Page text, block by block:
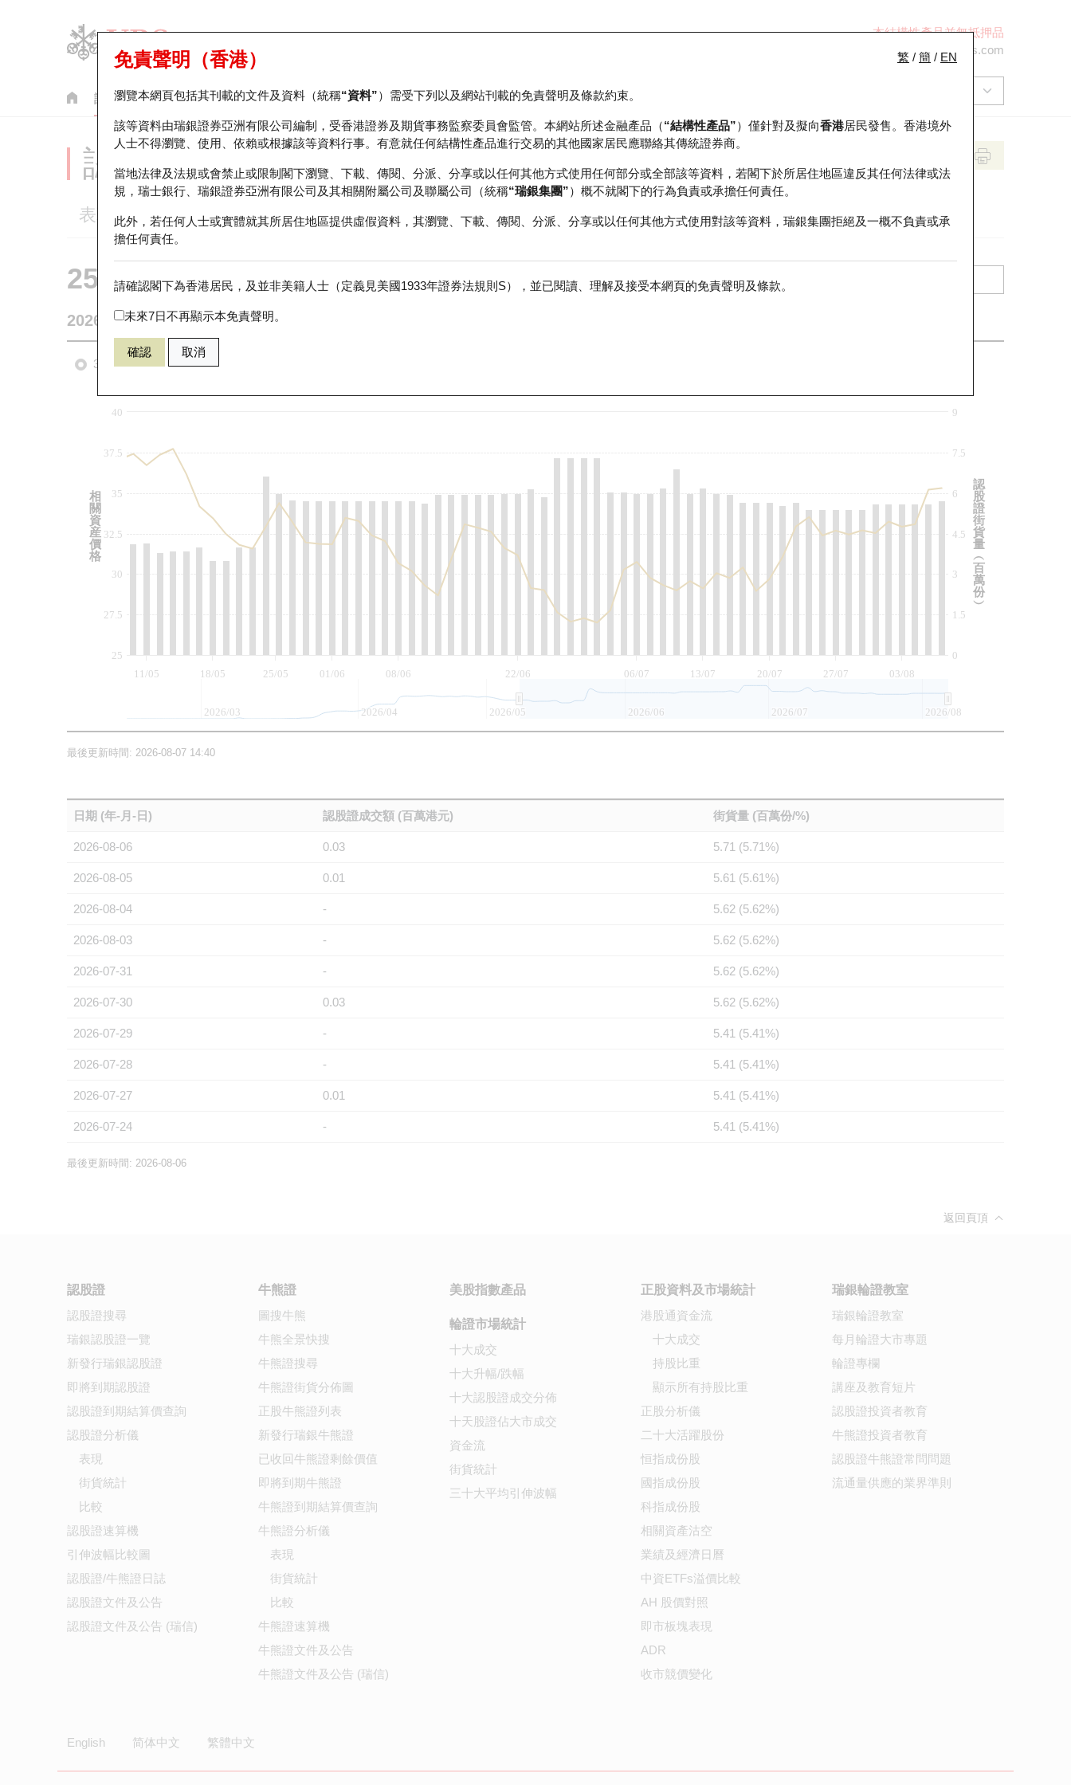
本結構性產品並無抵押品
ol-hkwarrants@ubs.com
認股證 牛熊證 美股指數產品 輪證市場統計 正股資料及市場統計 瑞銀輪證教室
繁 / 簡 / EN
免責聲明（香港）
瀏覽本網頁包括其刊載的文件及資料（統稱“資料”）需受下列以及網站刊載的免責聲明及條款約束。
該等資料由瑞銀證券亞洲有限公司編制，受香港證券及期貨事務監察委員會監管。本網站所述金融產品（“結構性產品”）僅針對及擬向香港居民發售。香港境外
人士不得瀏覽、使用、依賴或根據該等資料行事。有意就任何結構性產品進行交易的其他國家居民應聯絡其傳統證券商。
當地法律及法規或會禁止或限制閣下瀏覽、下載、傳閱、分派、分享或以任何其他方式使用任何部分或全部該等資料，若閣下於所居住地區違反其任何法律或法
規，瑞士銀行、瑞銀證券亞洲有限公司及其相關附屬公司及聯屬公司（統稱“瑞銀集團”）概不就閣下的行為負責或承擔任何責任。
此外，若任何人士或實體就其所居住地區提供虛假資料，其瀏覽、下載、傳閱、分派、分享或以任何其他方式使用對該等資料，瑞銀集團拒絕及一概不負責或承
擔任何責任。
請確認閣下為香港居民，及並非美籍人士（定義見美國1933年證券法規則S），並已閱讀、理解及接受本網頁的免責聲明及條款。
未來7日不再顯示本免責聲明。
確認 取消
認股證分析儀
表現 街貨統計 比較
25834 瑞銀認購 2899 紫金礦業
2026-08-06 相關資產價格 35.3
3個月 6個月
18/05 01/06 13/07 27/07
11/05 25/05 08/06 22/06 06/07 20/07 03/08
0
1.5
3
4.5
6
7.5
9
40
25
27.5
30
32.5
35
37.5
2026/03 2026/04 2026/05 2026/06 2026/07 2026/08
認
股
證
街
貨
量
︵
百
萬
份
︶
相
關
資
産
價
格
最後更新時間: 2026-08-07 14:40
日期 (年-月-日) 認股證成交額 (百萬港元) 街貨量 (百萬份/%)
2026-08-06 0.03 5.71 (5.71%)
2026-08-05 0.01 5.61 (5.61%)
2026-08-04 - 5.62 (5.62%)
2026-08-03 - 5.62 (5.62%)
2026-07-31 - 5.62 (5.62%)
2026-07-30 0.03 5.62 (5.62%)
2026-07-29 - 5.41 (5.41%)
2026-07-28 - 5.41 (5.41%)
2026-07-27 0.01 5.41 (5.41%)
2026-07-24 - 5.41 (5.41%)
最後更新時間: 2026-08-06
返回頁頂
認股證
認股證搜尋
瑞銀認股證一覽
新發行瑞銀認股證
即將到期認股證
認股證到期結算價查詢
認股證分析儀
表現
街貨統計
比較
認股證速算機
引伸波幅比較圖
認股證/牛熊證日誌
認股證文件及公告
認股證文件及公告 (瑞信)
牛熊證
圖搜牛熊
牛熊全景快搜
牛熊證搜尋
牛熊證街貨分佈圖
正股牛熊證列表
新發行瑞銀牛熊證
已收回牛熊證剩餘價值
即將到期牛熊證
牛熊證到期結算價查詢
牛熊證分析儀
表現
街貨統計
比較
牛熊證速算機
牛熊證文件及公告
牛熊證文件及公告 (瑞信)
美股指數產品
輪證市場統計
十大成交
十大升幅/跌幅
十大認股證成交分佈
十天股證佔大市成交
資金流
街貨統計
三十大平均引伸波幅
正股資料及市場統計
港股通資金流
十大成交
持股比重
顯示所有持股比重
正股分析儀
二十大活躍股份
恒指成份股
國指成份股
科指成份股
相關資產沽空
業績及經濟日曆
中資ETFs溢價比較
AH 股價對照
即市板塊表現
ADR
收市競價變化
瑞銀輪證教室
瑞銀輪證教室
每月輪證大市專題
輪證專欄
講座及教育短片
認股證投資者教育
牛熊證投資者教育
認股證牛熊證常問問題
流通量供應的業界準則
English 简体中文 繁體中文